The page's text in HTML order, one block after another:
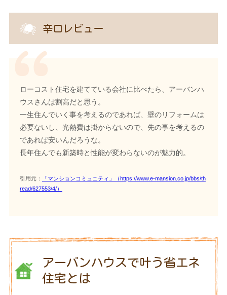
辛口レビュー
ローコスト住宅を建てている会社に比べたら、アーバンハ
ウスさんは割高だと思う。
一生住んでいく事を考えるのであれば、壁のリフォームは
必要ないし、光熱費は掛からないので、先の事を考えるの
であれば安いんだろうな。
長年住んでも新築時と性能が変わらないのが魅力的。
引用元：
「マンションコミュニティ」（https://www.e-mansion.co.jp/bbs/th
read/627553/4/）
アーバンハウスで叶う省エネ
住宅とは